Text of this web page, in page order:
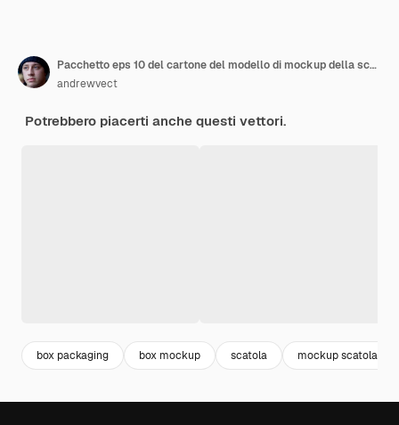
Pacchetto eps 10 del cartone del modello di mockup della scatola
andrewvect
Potrebbero piacerti anche questi vettori.
box packaging box mockup scatola mockup scatola